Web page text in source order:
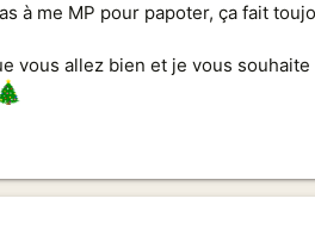
à me MP pour papoter, ça fait
vous allez bien et je vous